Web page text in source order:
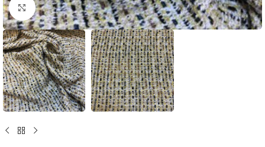
Click to enlarge